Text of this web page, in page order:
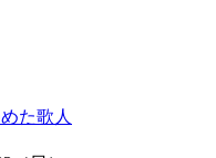
た歌人